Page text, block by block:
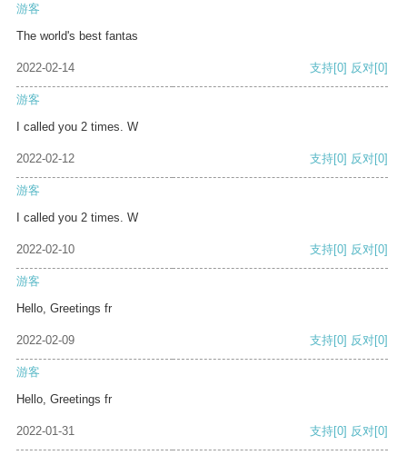
游客
The world's best fantas
2022-02-14 支持[0] 反对[0]
游客
I called you 2 times. W
2022-02-12 支持[0] 反对[0]
游客
I called you 2 times. W
2022-02-10 支持[0] 反对[0]
游客
Hello, Greetings fr
2022-02-09 支持[0] 反对[0]
游客
Hello, Greetings fr
2022-01-31 支持[0] 反对[0]